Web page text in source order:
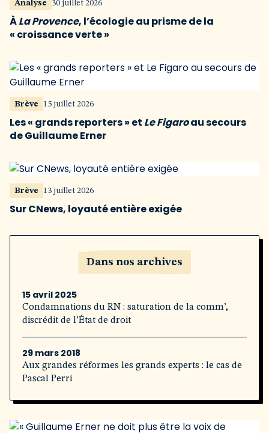
Analyse 30 juillet 2026
ÀLa Provence, l’écologie au prisme de la
« croissance verte »
Brève 15 juillet 2026
Les « grands reporters » et Le Figaroau secours
de Guillaume Erner
Brève 13 juillet 2026
Sur CNews, loyauté entière exigée
Dans nos archives
15 avril 2025
Condamnations du RN : saturation de la comm’,
discrédit de l’État de droit
29 mars 2018
Aux grandes réformes les grands experts : le cas de
Pascal Perri